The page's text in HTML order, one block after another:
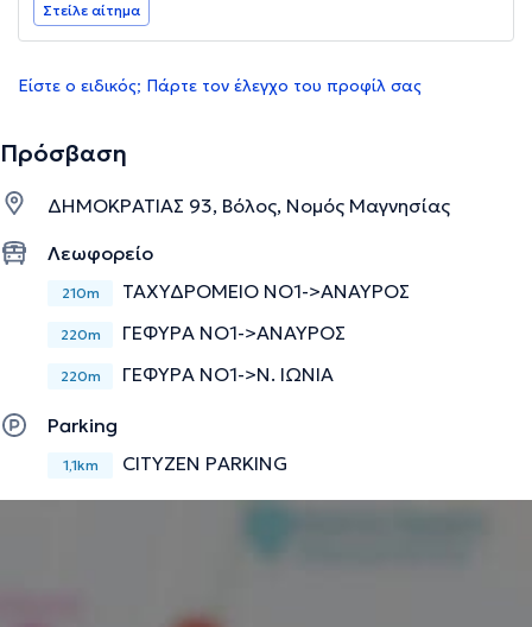
Στείλε αίτημα
Είστε ο ειδικός; Πάρτε τον έλεγχο του προφίλ σας
Πρόσβαση
ΔΗΜΟΚΡΑΤΙΑΣ 93, Βόλος, Νομός Μαγνησίας
Λεωφορείο
210m ΤΑΧΥΔΡΟΜΕΙΟ ΝΟ1->ΑΝΑΥΡΟΣ
220m ΓΕΦΥΡΑ ΝΟ1->ΑΝΑΥΡΟΣ
220m ΓΕΦΥΡΑ ΝΟ1->Ν. ΙΩΝΙΑ
Parking
1,1km CITYZEN PARKING